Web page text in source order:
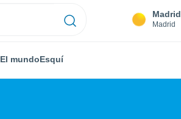
Madrid
Madrid
El mundoEsquí